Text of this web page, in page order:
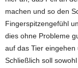
machen und so den
Fingerspitzengefühl
dies ohne Probleme
auf das Tier
Schließlich soll